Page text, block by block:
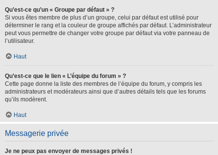
Qu’est-ce qu’un « Groupe par défaut » ?
Si vous êtes membre de plus d’un groupe, celui par défaut est utilisé pour
déterminer le rang et la couleur de groupe affichés par défaut. L’administrateur
peut vous permettre de changer votre groupe par défaut via votre panneau de
l’utilisateur.
Haut
Qu’est-ce que le lien « L’équipe du forum » ?
Cette page donne la liste des membres de l’équipe du forum, y compris les
administrateurs et modérateurs ainsi que d’autres détails tels que les forums
qu’ils modèrent.
Haut
Messagerie privée
Je ne peux pas envoyer de messages privés !